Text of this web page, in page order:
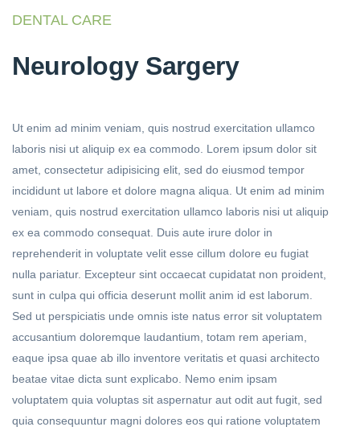
DENTAL CARE
Neurology Sargery
Ut enim ad minim veniam, quis nostrud exercitation ullamco
laboris nisi ut aliquip ex ea commodo. Lorem ipsum dolor sit
amet, consectetur adipisicing elit, sed do eiusmod tempor
incididunt ut labore et dolore magna aliqua. Ut enim ad minim
veniam, quis nostrud exercitation ullamco laboris nisi ut aliquip
ex ea commodo consequat. Duis aute irure dolor in
reprehenderit in voluptate velit esse cillum dolore eu fugiat
nulla pariatur. Excepteur sint occaecat cupidatat non proident,
sunt in culpa qui officia deserunt mollit anim id est laborum.
Sed ut perspiciatis unde omnis iste natus error sit voluptatem
accusantium doloremque laudantium, totam rem aperiam,
eaque ipsa quae ab illo inventore veritatis et quasi architecto
beatae vitae dicta sunt explicabo. Nemo enim ipsam
voluptatem quia voluptas sit aspernatur aut odit aut fugit, sed
quia consequuntur magni dolores eos qui ratione voluptatem